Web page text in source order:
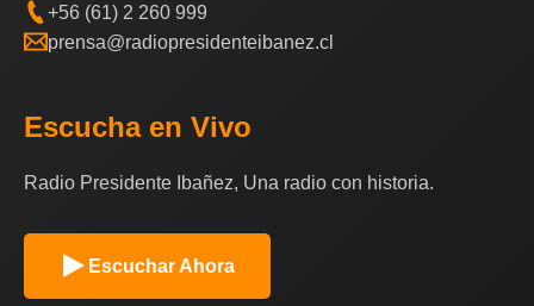
+56 (61) 2 260 999
prensa@radiopresidenteibanez.cl
Escucha en Vivo
Radio Presidente Ibañez, Una radio con historia.
Escuchar Ahora